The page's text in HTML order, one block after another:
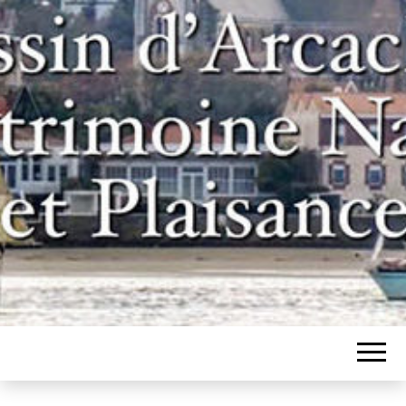
BASSIN
D'ARCACHON,
PATRIMOINE
NAVAL ET
Un site pour les inconditionnels des
bateaux et de l'histoire du bassin
d'Arcachon